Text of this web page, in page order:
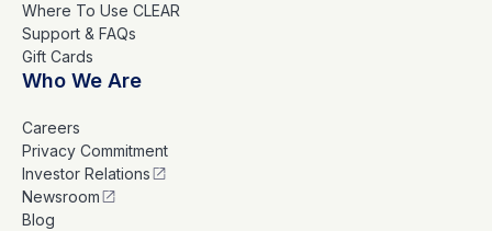
Where To Use CLEAR
Support & FAQs
Gift Cards
Who We Are
Careers
Privacy Commitment
Investor Relations
Newsroom
Blog